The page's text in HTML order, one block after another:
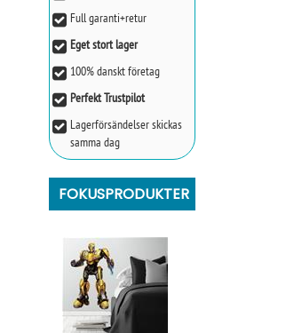
Full garanti+retur
Eget stort lager
100% danskt företag
Perfekt Trustpilot
Lagerförsändelser skickas
samma dag
FOKUSPRODUKTER